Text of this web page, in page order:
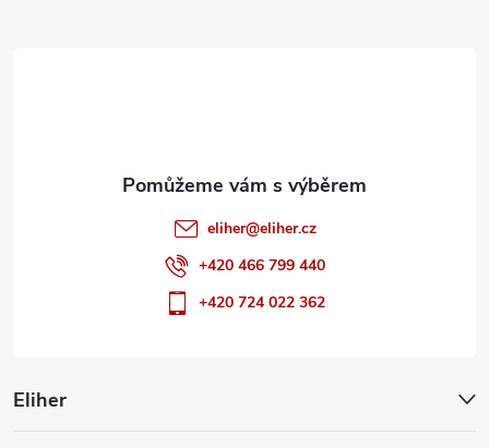
Eliher
eliher@eliher.cz
+420 466 799 440
+420 724 022 362